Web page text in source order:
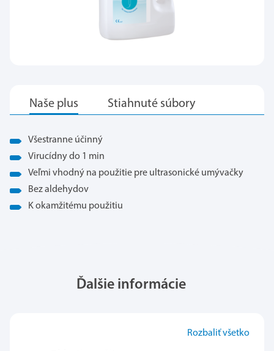
Všestranne účinný
Virucídny do 1 min
Veľmi vhodný na použitie pre ultrasonické umývačky
Bez aldehydov
K okamžitému použitiu
Ďalšie informácie
Rozbaliť všetko